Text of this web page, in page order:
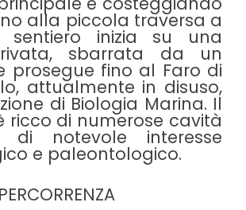
alla piccola traversa a
sentiero inizia su una
sbarrata da un
prosegue fino al Faro di
attualmente in disuso,
di Biologia Marina. Il
ricco di numerose cavità
notevole interesse
e paleontologico.